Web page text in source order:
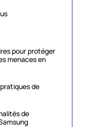
pour protéger
menaces en
de
de